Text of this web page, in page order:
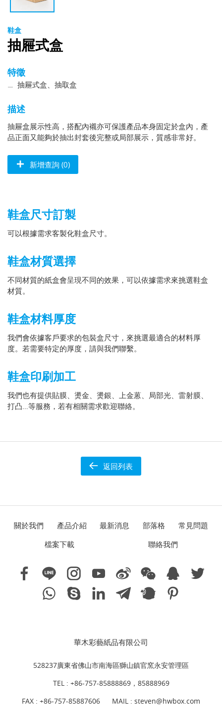
鞋盒
抽屜式盒
特徵
抽屜式盒、抽取盒
描述
抽屜盒展示性高，搭配內襯亦可保護產品本身固定於盒內，產
品正面又能夠於抽出封套後完整或局部展示，質感非常好。
新增查詢 (0)
鞋盒尺寸訂製
可以根據需求客製化鞋盒尺寸。
鞋盒材質選擇
不同材質的紙盒會呈現不同的效果，可以依據需求來挑選鞋盒
材質。
鞋盒材料厚度
我們會依據客戶要求的包裝盒尺寸，來挑選最適合的材料厚
度。若需要特定的厚度，請與我們聯繫。
鞋盒印刷加工
我們也有提供貼膜、燙金、燙銀、上金蒽、局部光、雷射膜、
打凸…等服務，若有相關需求歡迎聯絡。
返回列表
關於我們 產品介紹 最新消息 部落格
常見問題
檔案下載
聯絡我們
華木彩藝紙品有限公司
528237廣東省佛山市南海區獅山鎮官窯永安管理區
TEL : +86-757-85888869，85888969
FAX : +86-757-85887606
MAIL : steven@hwbox.com